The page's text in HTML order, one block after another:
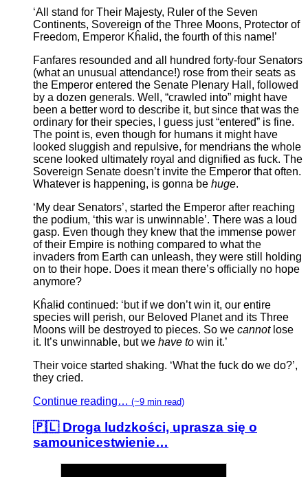
‘All stand for Their Majesty, Ruler of the Seven
Continents, Sovereign of the Three Moons, Protector of
Freedom, Emperor Kĥalɨd, the fourth of this name!’
Fanfares resounded and all hundred forty-four Senators
(what an unusual attendance!) rose from their seats as
the Emperor entered the Senate Plenary Hall, followed
by a dozen generals. Well, “crawled into” might have
been a better word to describe it, but since that was the
ordinary for their species, I guess just “entered” is fine.
The point is, even though for humans it might have
looked sluggish and repulsive, for mendrɨans the whole
scene looked ultimately royal and dignified as fuck. The
Sovereign Senate doesn’t invite the Emperor that often.
Whatever is happening, is gonna be huge.
‘My dear Senators’, started the Emperor after reaching
the podium, ‘this war is unwinnable’. There was a loud
gasp. Even though they knew that the immense power
of their Empire is nothing compared to what the
invaders from Earth can unleash, they were still holding
on to their hope. Does it mean there’s officially no hope
anymore?
Kĥalɨd continued: ‘but if we don’t win it, our entire
species will perish, our Beloved Planet and its Three
Moons will be destroyed to pieces. So we cannotlose
it. It’s unwinnable, but we have to win it.’
Their voice started shaking. ‘What the fuck do we do?’,
they cried.
Continue reading… (~9 min read)
🇵🇱 Droga ludzkości, uprasza się o
samounicestwienie…